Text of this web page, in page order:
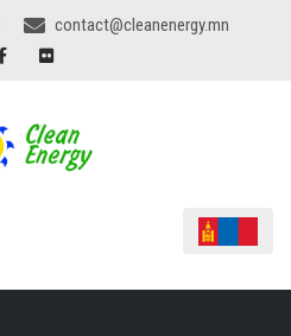
contact@cleanenergy.mn